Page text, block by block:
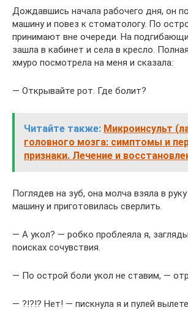
Дождавшись начала рабочего дня, он
машину и повез к стоматологу. По
принимают вне очереди. На
зашла в кабинет и села в кресло.
хмуро посмотрела на меня и сказала:
— Открывайте рот. Где болит?
Читайте также: Микроинсульт
головного мозга: симптомы и
признаки. Лечение и
Поглядев на зуб, она молча взяла в
машину и приготовилась сверлить.
— А укол? — робко проблеяла я,
поисках сочувствия.
— По острой боли укол не ставим, —
— ?!?!? Нет! — пискнула я и пулей